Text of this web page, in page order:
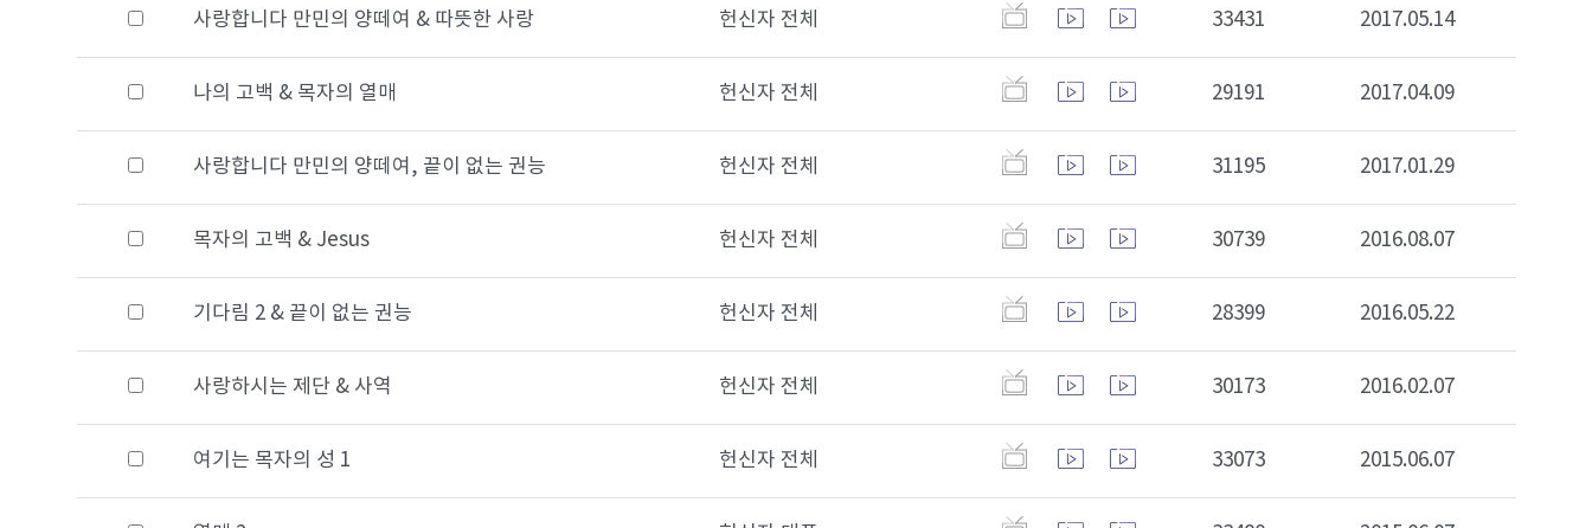
사랑합니다 만민의 양떼여 & 따뜻한 사랑 헌신자 전체 33431 2017.05.14
나의 고백 & 목자의 열매 헌신자 전체 29191 2017.04.09
사랑합니다 만민의 양떼여, 끝이 없는 권능 헌신자 전체 31195 2017.01.29
목자의 고백 & Jesus 헌신자 전체 30739 2016.08.07
기다림 2 & 끝이 없는 권능 헌신자 전체 28399 2016.05.22
사랑하시는 제단 & 사역 헌신자 전체 30173 2016.02.07
여기는 목자의 성 1 헌신자 전체 33073 2015.06.07